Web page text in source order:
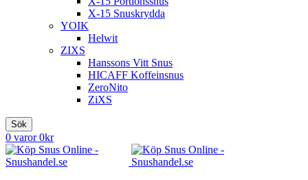
X-15 Snuskrydda
YOIK
Helwit
ZIXS
Hanssons Vitt Snus
HICAFF Koffeinsnus
ZeroNito
ZiXS
Sök
0 varor 0kr